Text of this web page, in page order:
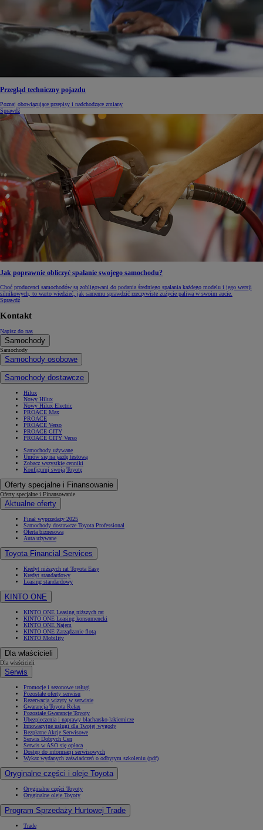
Przegląd techniczny pojazdu
Poznaj obowiązujące przepisy i nadchodzące zmiany
Sprawdź
Jak poprawnie obliczyć spalanie swojego samochodu?
Choć producenci samochodów są zobligowani do podania średniego spalania każdego modelu i jego wersji
silnikowych, to warto wiedzieć, jak samemu sprawdzić rzeczywiste zużycie paliwa w swoim aucie.
Sprawdź
Kontakt
Napisz do nas
Samochody
Samochody
Samochody osobowe
Samochody dostawcze
Hilux
Nowy Hilux
Nowy Hilux Electric
PROACE Max
PROACE
PROACE Verso
PROACE CITY
PROACE CITY Verso
Samochody używane
Umów się na jazdę testową
Zobacz wszystkie cenniki
Konfiguruj swoją Toyotę
Oferty specjalne i Finansowanie
Oferty specjalne i Finansowanie
Aktualne oferty
Finał wyprzedaży 2025
Samochody dostawcze Toyota Professional
Oferta biznesowa
Auta używane
Toyota Financial Services
Kredyt niższych rat Toyota Easy
Kredyt standardowy
Leasing standardowy
KINTO ONE
KINTO ONE Leasing niższych rat
KINTO ONE Leasing konsumencki
KINTO ONE Najem
KINTO ONE Zarządzanie flotą
KINTO Mobility
Dla właścicieli
Dla właścicieli
Serwis
Promocje i sezonowe usługi
Pozostałe oferty serwisu
Rezerwacja wizyty w serwisie
Gwarancja Toyota Relax
Pozostałe Gwarancje Toyoty
Ubezpieczenia i naprawy blacharsko-lakiernicze
Innowacyjne usługi dla Twojej wygody
Bezpłatne Akcje Serwisowe
Serwis Dobrych Cen
Serwis w ASO się opłaca
Dostęp do informacji serwisowych
Wykaz wydanych zaświadczeń o odbytym szkoleniu (pdf)
Oryginalne części i oleje Toyota
Oryginalne części Toyoty
Oryginalne oleje Toyoty
Program Sprzedaży Hurtowej Trade
Trade